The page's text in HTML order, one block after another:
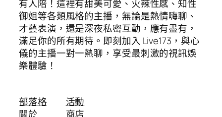
有人陪！這裡有甜美可愛、火辣性感、知性
御姐等各類風格的主播，無論是熱情嗨聊、
才藝表演，還是深夜私密互動，應有盡有，
滿足你的所有期待。即刻加入 Live173，與心
儀的主播一對一熱聊，享受最刺激的視訊娛
樂體驗！
部落格
關於
活動
商店